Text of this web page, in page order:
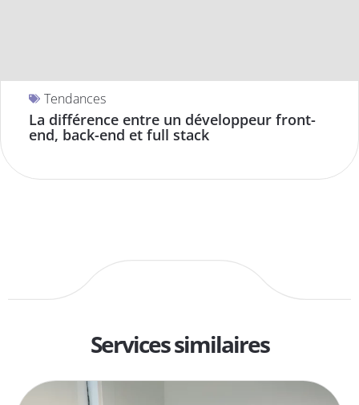
Tendances
La différence entre un développeur front-
end, back-end et full stack
Services similaires